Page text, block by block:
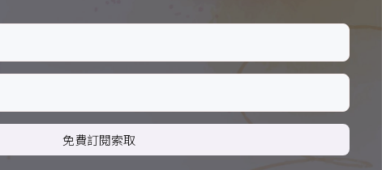
免費訂閱索取